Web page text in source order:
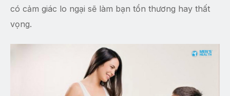
có cảm giác lo ngại sẽ làm bạn tổn thương hay thất
vọng.